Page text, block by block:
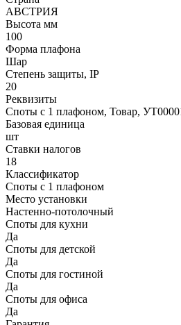
АВСТРИЯ
Высота мм
100
Форма плафона
Шар
Степень защиты, IP
20
Реквизиты
Споты с 1 плафоном, Товар,
Базовая единица
шт
Ставки налогов
18
Классификатор
Споты с 1 плафоном
Место установки
Настенно-потолочный
Споты для кухни
Да
Споты для детской
Да
Споты для гостиной
Да
Споты для офиса
Да